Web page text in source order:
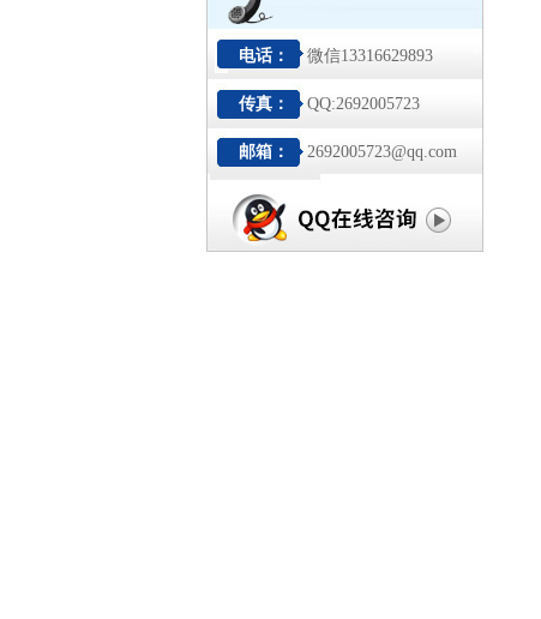
电话： 微信13316629893
传真： QQ:2692005723
邮箱： 2692005723@qq.com